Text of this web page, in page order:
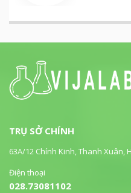
TRỤ SỞ CHÍNH
63A/12 Chính Kinh, Thanh Xuân,
Điện thoại
028.73081102